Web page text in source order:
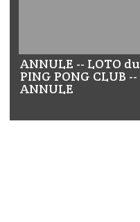
ANNULE -- LOTO du
PING PONG CLUB --
ANNULE